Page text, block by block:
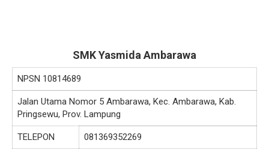
SMK Yasmida Ambarawa
NPSN 10814689
Jalan Utama Nomor 5 Ambarawa, Kec. Ambarawa, Kab.
Pringsewu, Prov. Lampung
TELEPON 081369352269